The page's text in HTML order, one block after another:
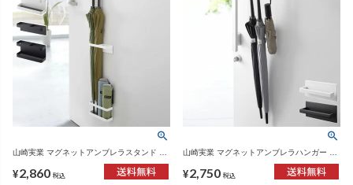
山崎実業 マグネットアンブレラスタンド タ
ズ
¥2,860 税込
山崎実業 マグネットアンブレラハンガー タ
ズ
¥2,750 税込